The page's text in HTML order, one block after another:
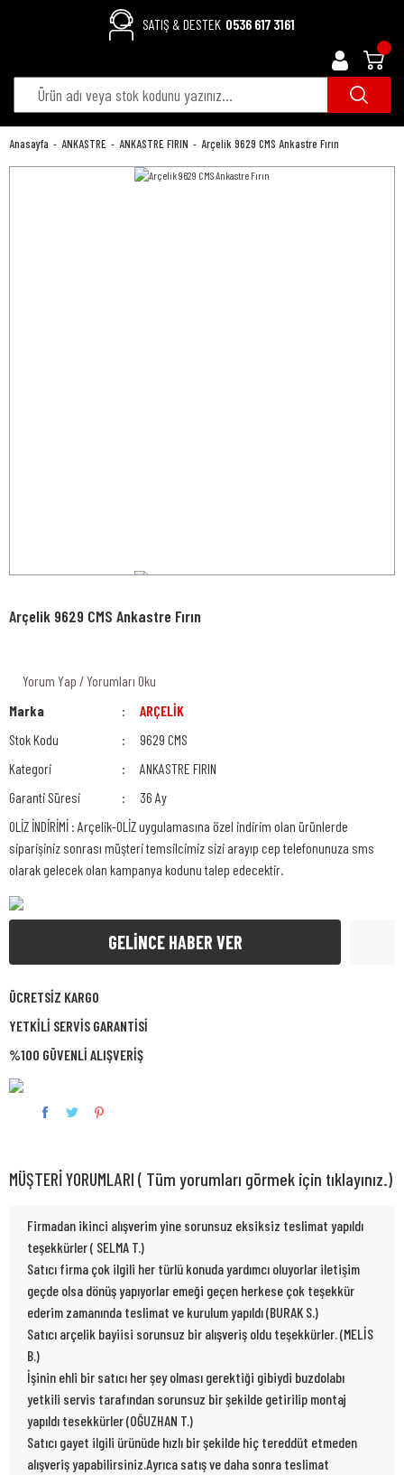
SATIŞ & DESTEK 0536 617 3161
Anasayfa ANKASTRE ANKASTRE FIRIN Arçelik 9629 CMS Ankastre Fırın
Arçelik 9629 CMS Ankastre Fırın
Yorum Yap / Yorumları Oku
Marka
ARÇELİK
Stok Kodu
9629 CMS
Kategori
ANKASTRE FIRIN
Garanti Süresi
36 Ay
OLİZ İNDİRİMİ : Arçelik-OLİZ uygulamasına özel indirim olan ürünlerde
siparişiniz sonrası müşteri temsilcimiz sizi arayıp cep telefonunuza sms
olarak gelecek olan kampanya kodunu talep edecektir.
GELİNCE HABER VER
ÜCRETSİZ KARGO
YETKİLİ SERVİS GARANTİSİ
%100 GÜVENLİ ALIŞVERİŞ
MÜŞTERİ YORUMLARI ( Tüm yorumları görmek için tıklayınız.)
Firmadan ikinci alışverim yine sorunsuz eksiksiz teslimat yapıldı
teşekkürler ( SELMA T.)
Satıcı firma çok ilgili her türlü konuda yardımcı oluyorlar iletişim
geçde olsa dönüş yapıyorlar emeği geçen herkese çok teşekkür
ederim zamanında teslimat ve kurulum yapıldı (BURAK S.)
Satıcı arçelik bayiisi sorunsuz bir alışveriş oldu teşekkürler. (MELİS
B.)
İşinin ehli bir satıcı her şey olması gerektiği gibiydi buzdolabı
yetkili servis tarafından sorunsuz bir şekilde getirilip montaj
yapıldı tesekkürler (OĞUZHAN T.)
Satıcı gayet ilgili ürünüde hızlı bir şekilde hiç tereddüt etmeden
alışveriş yapabilirsiniz.Ayrıca satış ve daha sonra teslimat